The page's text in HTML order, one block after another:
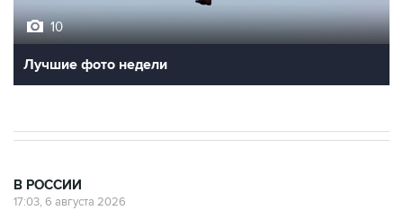
10
Лучшие фото недели
В РОССИИ
17:03, 6 августа 2026